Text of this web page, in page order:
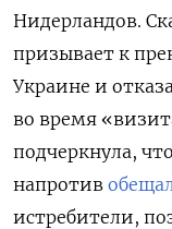
Нидерландов.
призывает к
Украине и
во время
подчеркнула,
напротив
истребители,